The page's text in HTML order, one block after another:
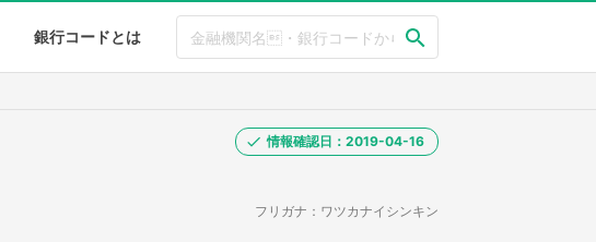
銀行コードとは
フリガナ：ワツカナイシンキン
情報確認日：2019-04-16